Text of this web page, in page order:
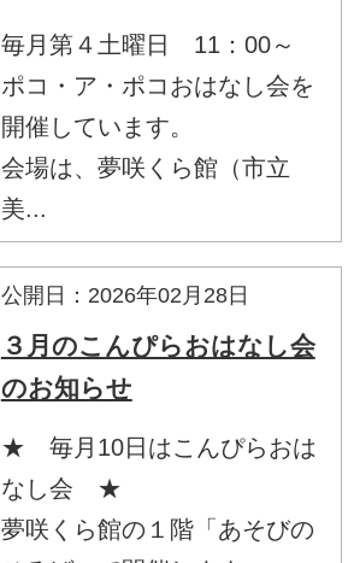
毎月第４土曜日 11：00～
ポコ・ア・ポコおはなし会を
開催しています。
会場は、夢咲くら館（市立
美...
公開日：2026年02月28日
３月のこんぴらおはなし会
のお知らせ
★ 毎月10日はこんぴらおは
なし会 ★
夢咲くら館の１階「あそびの